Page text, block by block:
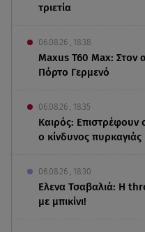
τριετία
06.08.26 , 18:38
Maxus T60 Max: Στον
Πόρτο Γερμενό
06.08.26 , 18:35
Καιρός: Επιστρέφουν
ο κίνδυνος πυρκαγιάς
06.08.26 , 18:30
Ελενα Τσαβαλιά: Η
με μπικίνι!